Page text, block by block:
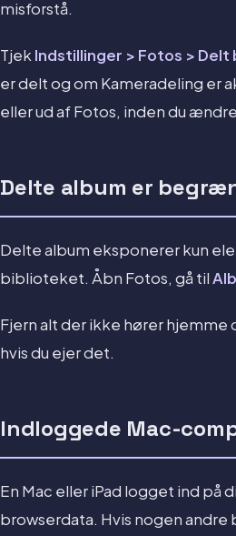
misforstå.
Tjek Indstillinger > Fotos >
er delt og om Kameradeling
eller ud af Fotos, inden du
Delte album er
Delte album eksponerer kun
biblioteket. Åbn Fotos, gå til
Fjern alt der ikke hører
hvis du ejer det.
Indloggede Mac-
En Mac eller iPad logget ind på
browserdata. Hvis nogen